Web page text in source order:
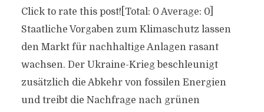
Click to rate this post![Total: 0 Average: 0]
Staatliche Vorgaben zum Klimaschutz lassen
den Markt für nachhaltige Anlagen rasant
wachsen. Der Ukraine-Krieg beschleunigt
zusätzlich die Abkehr von fossilen Energien
und treibt die Nachfrage nach grünen